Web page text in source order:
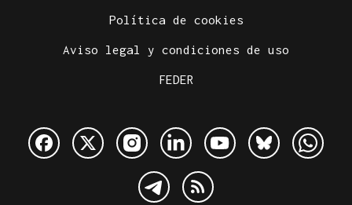
Política de cookies
Aviso legal y condiciones de uso
FEDER